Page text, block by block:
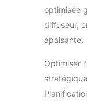
optimisée
diffuseur,
apaisante.
Optimiser
stratégique